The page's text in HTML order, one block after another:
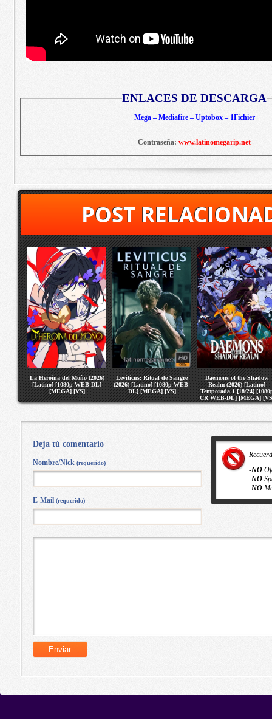
ENLACES DE DESCARGA
Mega – Mediafire – Uptobox – 1Fichier
Contraseña: www.latinomegarip.net
POST
La Heroina del Moño (2026)
[Latino] [1080p WEB-DL]
[MEGA] [VS]
Leviticus: Ritual de Sangre
(2026) [Latino] [1080p WEB-
DL] [MEGA] [VS]
Daemons of the Shadow
Realm (2026) [Latino]
Temporada 1 [18/24]
CR WEB-DL] [MEGA]
-NO
-NO
-NO
Deja tú comentario
Nombre/Nick (requerido)
E-Mail (requerido)